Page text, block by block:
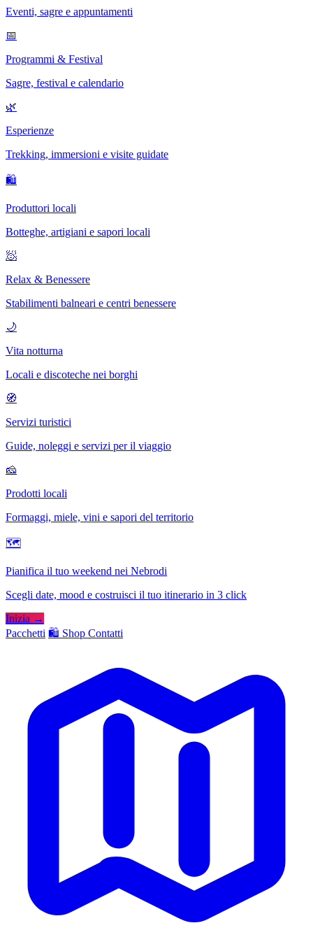
Eventi, sagre e appuntamenti
📅
Programmi & Festival
Sagre, festival e calendario
🌿
Esperienze
Trekking, immersioni e visite guidate
🛍
Produttori locali
Botteghe, artigiani e sapori locali
🧖
Relax & Benessere
Stabilimenti balneari e centri benessere
🌙
Vita notturna
Locali e discoteche nei borghi
🧭
Servizi turistici
Guide, noleggi e servizi per il viaggio
🧀
Prodotti locali
Formaggi, miele, vini e sapori del territorio
🗺
Pianifica il tuo weekend nei Nebrodi
Scegli date, mood e costruisci il tuo itinerario in 3 click
Inizia →
Pacchetti 🛍️ Shop Contatti